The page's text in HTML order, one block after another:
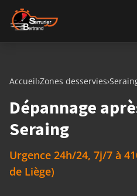
Aller au contenu
Accueil›Zones desservies›
Dépannage
Seraing
Urgence 24h/24, 7j/7 à
de Liège)